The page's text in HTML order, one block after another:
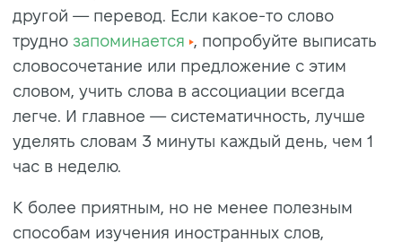
другой — перевод. Если какое-то слово
трудно запоминается
, попробуйте выписать
словосочетание или предложение с этим
словом, учить слова в ассоциации всегда
легче. И главное — систематичность, лучше
уделять словам 3 минуты каждый день, чем 1
час в неделю.
К более приятным, но не менее полезным
способам изучения иностранных слов,